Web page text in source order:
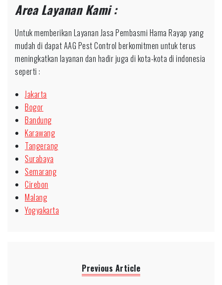
Area Layanan Kami :
Untuk memberikan Layanan Jasa Pembasmi Hama Rayap yang
mudah di dapat AAG Pest Control berkomitmen untuk terus
meningkatkan layanan dan hadir juga di kota-kota di indonesia
seperti :
Jakarta
Bogor
Bandung
Karawang
Tangerang
Surabaya
Semarang
Cirebon
Malang
Yogyakarta
Previous Article